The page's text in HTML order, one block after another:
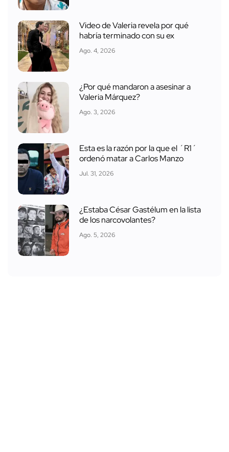
Video de Valeria revela por qué
habría terminado con su ex
Ago. 4, 2026
¿Por qué mandaron a asesinar a
Valeria Márquez?
Ago. 3, 2026
Esta es la razón por la que el ´R1´
ordenó matar a Carlos Manzo
Jul. 31, 2026
¿Estaba César Gastélum en la lista
de los narcovolantes?
Ago. 5, 2026